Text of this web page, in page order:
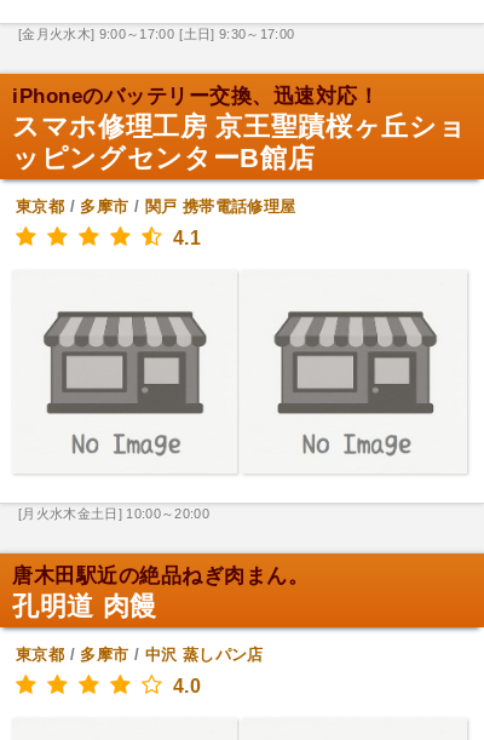
[金月火水木] 9:00～17:00 [土日] 9:30～17:00
iPhoneのバッテリー交換、迅速対応！
スマホ修理工房 京王聖蹟桜ヶ丘ショ
ッピングセンターB館店
東京都 / 多摩市 / 関戸 携帯電話修理屋
4.1
[月火水木金土日] 10:00～20:00
唐木田駅近の絶品ねぎ肉まん。
孔明道 肉饅
東京都 / 多摩市 / 中沢 蒸しパン店
4.0